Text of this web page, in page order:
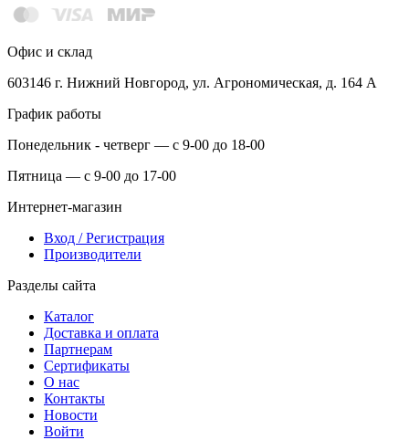
Офис и склад
603146 г. Нижний Новгород, ул. Агрономическая, д. 164 А
График работы
Понедельник - четверг — с 9-00 до 18-00
Пятница — с 9-00 до 17-00
Интернет-магазин
Вход / Регистрация
Производители
Разделы сайта
Каталог
Доставка и оплата
Партнерам
Сертификаты
О нас
Контакты
Новости
Войти